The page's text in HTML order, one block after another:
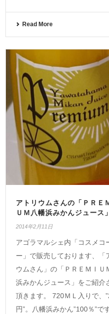
Read More
アトリウムさんの「ＰＲＥ
ＵＭ八幡浜みかんジュース」
2014年2月11日
アゴラマルシェ内「コスメコ
ー」で販売しております、「
ウムさん」の「ＰＲＥＭＩＵ
浜みかんジュース」をご紹介
頂きます。 720ＭＬ入りで、
円”。八幡浜みかん”100％”です